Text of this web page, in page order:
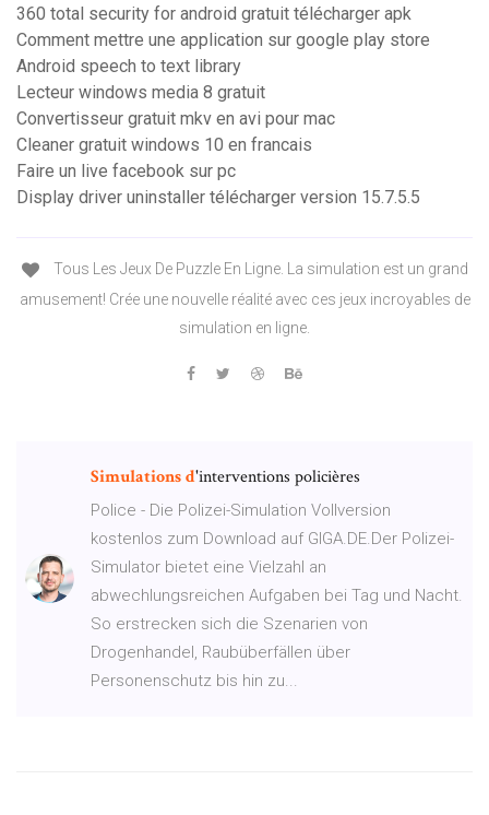
360 total security for android gratuit télécharger apk
Comment mettre une application sur google play store
Android speech to text library
Lecteur windows media 8 gratuit
Convertisseur gratuit mkv en avi pour mac
Cleaner gratuit windows 10 en francais
Faire un live facebook sur pc
Display driver uninstaller télécharger version 15.7.5.5
Tous Les Jeux De Puzzle En Ligne. La simulation est un grand
amusement! Crée une nouvelle réalité avec ces jeux incroyables de
simulation en ligne.
Simulationsd'interventions policières
Police - Die Polizei-Simulation Vollversion
kostenlos zum Download auf GIGA.DE.Der Polizei-
Simulator bietet eine Vielzahl an
abwechlungsreichen Aufgaben bei Tag und Nacht.
So erstrecken sich die Szenarien von
Drogenhandel, Raubüberfällen über
Personenschutz bis hin zu...